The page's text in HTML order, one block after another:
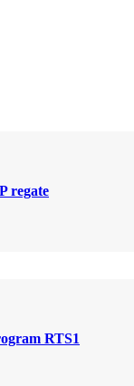
regate
RTS1